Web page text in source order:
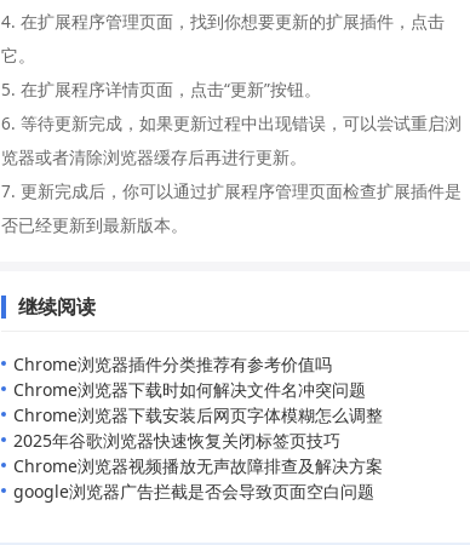
4. 在扩展程序管理页面，找到你想要更新的扩展插件，点击
它。
5. 在扩展程序详情页面，点击“更新”按钮。
6. 等待更新完成，如果更新过程中出现错误，可以尝试重启浏
览器或者清除浏览器缓存后再进行更新。
7. 更新完成后，你可以通过扩展程序管理页面检查扩展插件是
否已经更新到最新版本。
继续阅读
Chrome浏览器插件分类推荐有参考价值吗
Chrome浏览器下载时如何解决文件名冲突问题
Chrome浏览器下载安装后网页字体模糊怎么调整
2025年谷歌浏览器快速恢复关闭标签页技巧
Chrome浏览器视频播放无声故障排查及解决方案
google浏览器广告拦截是否会导致页面空白问题